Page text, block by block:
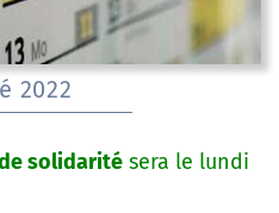
2022
solidarité sera le lundi